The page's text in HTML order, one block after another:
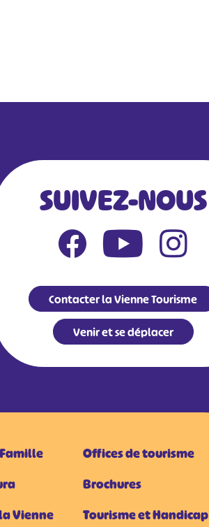
SUIVEZ-NOUS
Contacter la Vienne Tourisme
Venir et se déplacer
Vienne
Offices de tourisme
Brochures
Tourisme et Handicap